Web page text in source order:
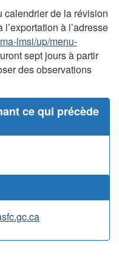
calendrier de la révision
à l’adresse
lmsi/up/menu-
sept jours à partir
des observations
ce qui précède